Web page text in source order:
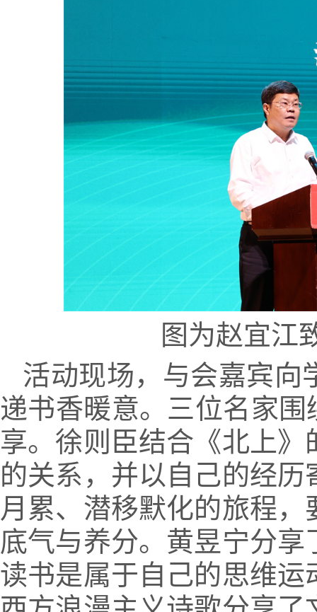
图为赵宜江
活动现场，与会嘉宾向
递书香暖意。三位名家
享。徐则臣结合《北上
的关系，并以自己的经
月累、潜移默化的旅程
底气与养分。黄昱宁分
读书是属于自己的思维